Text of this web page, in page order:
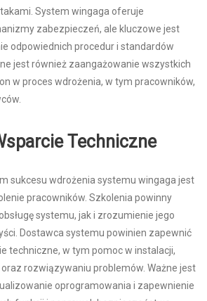
System wingaga oferuje
zabezpieczeń, ale kluczowe jest
odpowiednich procedur i standardów
jest również zaangażowanie wszystkich
w proces wdrożenia, w tym pracowników,
Techniczne
sukcesu wdrożenia systemu wingaga jest
pracowników. Szkolenia powinny
systemu, jak i zrozumienie jego
Dostawca systemu powinien zapewnić
techniczne, w tym pomoc w instalacji,
rozwiązywaniu problemów. Ważne jest
oprogramowania i zapewnienie